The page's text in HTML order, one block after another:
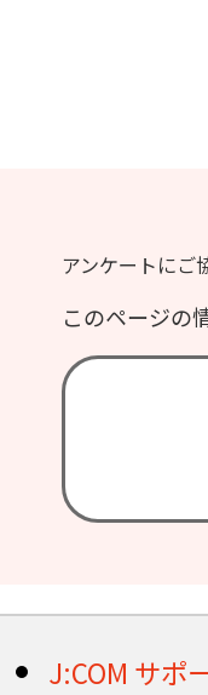
アンケートにご
このページの
J:COM サポ